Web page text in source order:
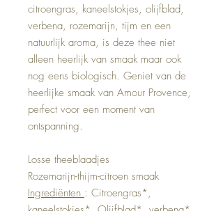
citroengras, kaneelstokjes, olijfblad,
verbena, rozemarijn, tijm en een
natuurlijk aroma, is deze thee niet
alleen heerlijk van smaak maar ook
nog eens biologisch. Geniet van de
heerlijke smaak van Amour Provence,
perfect voor een moment van
ontspanning.
Losse theeblaadjes
Rozemarijn-thijm-citroen smaak
Ingrediënten : Citroengras*,